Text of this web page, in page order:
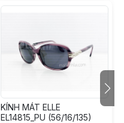
KÍNH MÁT ELLE
EL14815_PU (56/16/135)